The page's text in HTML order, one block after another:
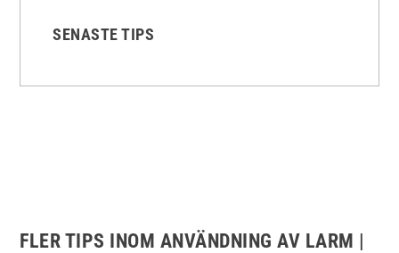
SENASTE TIPS
FLER TIPS INOM ANVÄNDNING AV LARM |